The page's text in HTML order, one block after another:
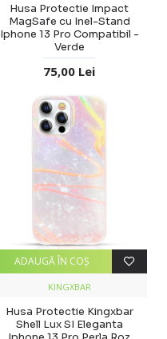
Husa Protectie Impact
MagSafe cu Inel-Stand
Iphone 13 Pro Compatibil -
Verde
75,00 Lei
KINGXBAR
Husa Protectie Kingxbar
Shell Lux SI Eleganta
ADAUGĂ ÎN COŞ